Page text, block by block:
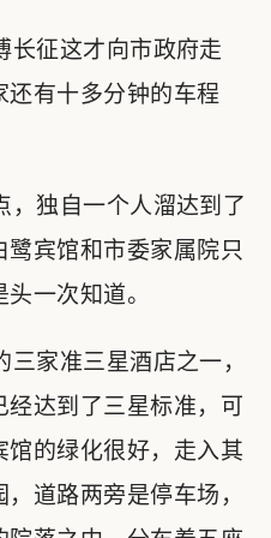
征这才向市政府走
有十多分钟的车程
独自一个人溜达到了
宾馆和市委家属院只
一次知道。
家准三星酒店之一，
达到了三星标准，可
的绿化很好，走入其
道路两旁是停车场，